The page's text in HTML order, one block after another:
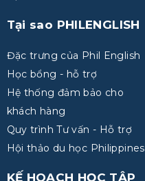
Tại sao PHILENGLISH
Đặc trưng của Phil English
Học bổng - hỗ trợ
Hệ thống đảm bảo cho
khách hàng
Quy trình Tư vấn - Hỗ trợ
Hội thảo du học Philippines
KẾ HOẠCH HỌC TẬP